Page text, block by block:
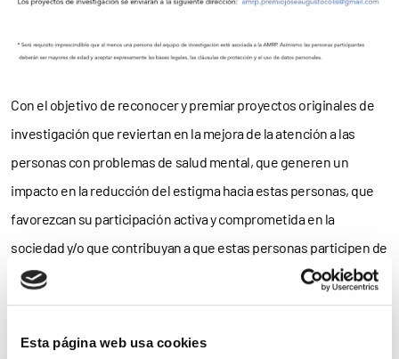
Esta página web usa cookies
Con el objetivo de reconocer y premiar proyectos originales de
investigación que reviertan en la mejora de la atención a las
personas con problemas de salud mental, que generen un
impacto en la reducción del estigma hacia estas personas, que
favorezcan su participación activa y comprometida en la
sociedad y/o que contribuyan a que estas personas participen de
una vida digna de calidad, nace esta convocatoria promovida por
la Asociación Madrileña de Rehabilitación Psicosocial.
Con este premio, la Madrileña rinde homenaje a José Augusto